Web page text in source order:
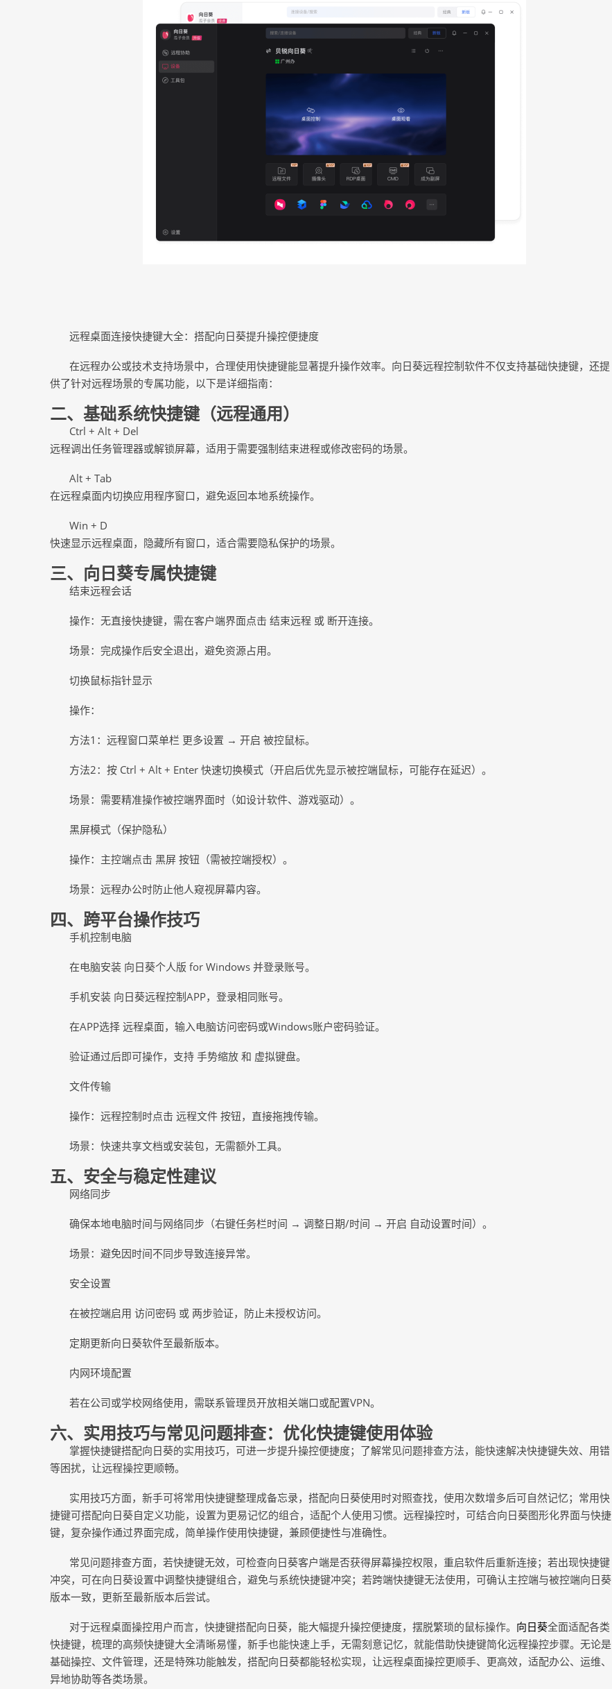
远程桌面连接快捷键大全：搭配向日葵提升操控便捷度
在远程办公或技术支持场景中，合理使用快捷键能显著提升操作效率。向日葵远程控制软件不仅支持基础快捷键，还提
供了针对远程场景的专属功能，以下是详细指南：
二、基础系统快捷键（远程通用）
Ctrl + Alt + Del
远程调出任务管理器或解锁屏幕，适用于需要强制结束进程或修改密码的场景。
Alt + Tab
在远程桌面内切换应用程序窗口，避免返回本地系统操作。
Win + D
快速显示远程桌面，隐藏所有窗口，适合需要隐私保护的场景。
三、向日葵专属快捷键
结束远程会话
操作：无直接快捷键，需在客户端界面点击 结束远程 或 断开连接。
场景：完成操作后安全退出，避免资源占用。
切换鼠标指针显示
操作：
方法1：远程窗口菜单栏 更多设置 → 开启 被控鼠标。
方法2：按 Ctrl + Alt + Enter 快速切换模式（开启后优先显示被控端鼠标，可能存在延迟）。
场景：需要精准操作被控端界面时（如设计软件、游戏驱动）。
黑屏模式（保护隐私）
操作：主控端点击 黑屏 按钮（需被控端授权）。
场景：远程办公时防止他人窥视屏幕内容。
四、跨平台操作技巧
手机控制电脑
在电脑安装 向日葵个人版 for Windows 并登录账号。
手机安装 向日葵远程控制APP，登录相同账号。
在APP选择 远程桌面，输入电脑访问密码或Windows账户密码验证。
验证通过后即可操作，支持 手势缩放 和 虚拟键盘。
文件传输
操作：远程控制时点击 远程文件 按钮，直接拖拽传输。
场景：快速共享文档或安装包，无需额外工具。
五、安全与稳定性建议
网络同步
确保本地电脑时间与网络同步（右键任务栏时间 → 调整日期/时间 → 开启 自动设置时间）。
场景：避免因时间不同步导致连接异常。
安全设置
在被控端启用 访问密码 或 两步验证，防止未授权访问。
定期更新向日葵软件至最新版本。
内网环境配置
若在公司或学校网络使用，需联系管理员开放相关端口或配置VPN。
六、实用技巧与常见问题排查：优化快捷键使用体验
掌握快捷键搭配向日葵的实用技巧，可进一步提升操控便捷度；了解常见问题排查方法，能快速解决快捷键失效、用错
等困扰，让远程操控更顺畅。
实用技巧方面，新手可将常用快捷键整理成备忘录，搭配向日葵使用时对照查找，使用次数增多后可自然记忆；常用快
捷键可搭配向日葵自定义功能，设置为更易记忆的组合，适配个人使用习惯。远程操控时，可结合向日葵图形化界面与快捷
键，复杂操作通过界面完成，简单操作使用快捷键，兼顾便捷性与准确性。
常见问题排查方面，若快捷键无效，可检查向日葵客户端是否获得屏幕操控权限，重启软件后重新连接；若出现快捷键
冲突，可在向日葵设置中调整快捷键组合，避免与系统快捷键冲突；若跨端快捷键无法使用，可确认主控端与被控端向日葵
版本一致，更新至最新版本后尝试。
对于远程桌面操控用户而言，快捷键搭配向日葵，能大幅提升操控便捷度，摆脱繁琐的鼠标操作。 向日葵全面适配各类
快捷键，梳理的高频快捷键大全清晰易懂，新手也能快速上手，无需刻意记忆，就能借助快捷键简化远程操控步骤。无论是
基础操控、文件管理，还是特殊功能触发，搭配向日葵都能轻松实现，让远程桌面操控更顺手、更高效，适配办公、运维、
异地协助等各类场景。